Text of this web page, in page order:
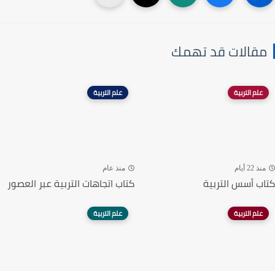
مقالات قد تهمك
علم التربية
منذ 22 أيام
كتاب أسس التربية
علم التربية
منذ عام
كتاب اتجاهات التربية عبر العصور
علم التربية علم التربية